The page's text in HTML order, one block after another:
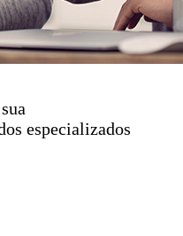
especializados